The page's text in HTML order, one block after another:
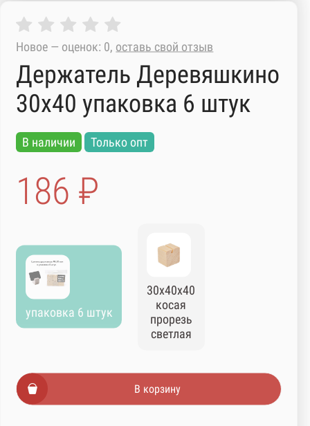
Новое — оценок: 0, оставь свой отзыв
Держатель Деревяшкино
30х40 упаковка 6 штук
В наличии Только опт
186 ₽
упаковка 6 штук
30х40х40
косая
прорезь
светлая
В корзину